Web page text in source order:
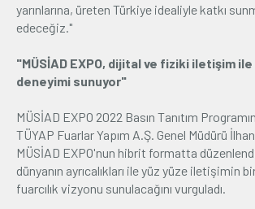
yarınlarına, üreten Türkiye idealiyle katkı
edeceğiz."
"MÜSİAD EXPO, dijital ve fiziki iletişim
deneyimi sunuyor"
MÜSİAD EXPO 2022 Basın Tanıtım
TÜYAP Fuarlar Yapım A.Ş. Genel Müdürü
MÜSİAD EXPO'nun hibrit formatta
dünyanın ayrıcalıkları ile yüz yüze iletişimin
fuarcılık vizyonu sunulacağını vurguladı.